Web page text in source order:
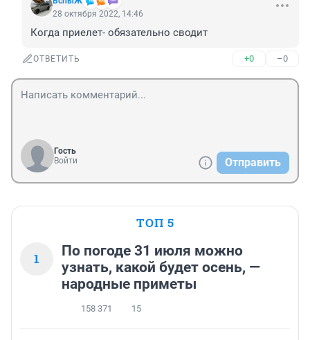
28 октября 2022, 14:46
Когда приелет- обязательно сводит
ОТВЕТИТЬ +0 –0
Гость
Войти
Отправить
ТОП 5
1
По погоде 31 июля можно
узнать, какой будет осень, —
народные приметы
158 371 15